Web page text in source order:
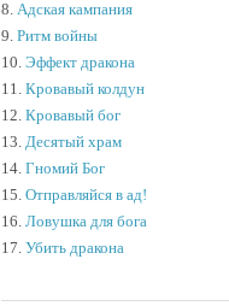
8. Адская кампания
9. Ритм войны
10. Эффект дракона
11. Кровавый колдун
12. Кровавый бог
13. Десятый храм
14. Гномий Бог
15. Отправляйся в ад!
16. Ловушка для бога
17. Убить дракона